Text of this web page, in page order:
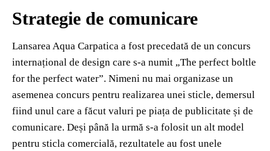
Strategie de comunicare
Lansarea Aqua Carpatica a fost precedată de un concurs
internațional de design care s-a numit „The perfect boltle
for the perfect water”. Nimeni nu mai organizase un
asemenea concurs pentru realizarea unei sticle, demersul
fiind unul care a făcut valuri pe piața de publicitate și de
comunicare. Deși până la urmă s-a folosit un alt model
pentru sticla comercială, rezultatele au fost unele